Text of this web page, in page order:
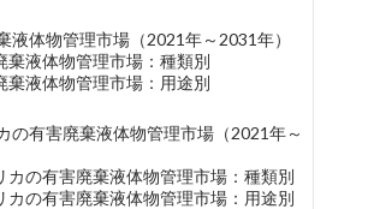
液体物管理市場（2021年～2031年）
棄液体物管理市場：種類別
棄液体物管理市場：用途別
の有害廃棄液体物管理市場（2021年～
カの有害廃棄液体物管理市場：種類別
カの有害廃棄液体物管理市場：用途別